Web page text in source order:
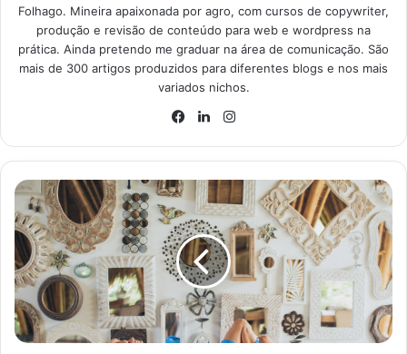
Frutas e grãos que devemos lavar antes de consumir ou cozinhar;
veja – Reprodução Canva
Tem que lavar as frutas e os
Folhago. Mineira apaixonada por agro, com cursos de copywriter,
produção e revisão de conteúdo para web e wordpress na
prática. Ainda pretendo me graduar na área de comunicação. São
mais de 300 artigos produzidos para diferentes blogs e nos mais
variados nichos.